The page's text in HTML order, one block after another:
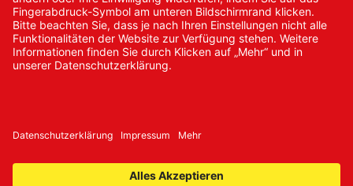
Sendung verfolgen
© 2024 Promed Vertriebsgesellschaft mbH | Alle Rechte
* Alle Preise zzgl. gesetzlicher Mehrwertsteuer